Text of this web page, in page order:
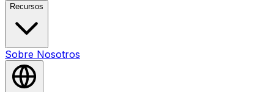
Recursos
Sobre Nosotros